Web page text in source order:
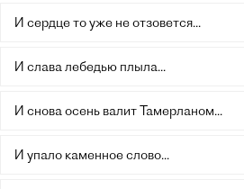
И сердце то уже не отзовется...
И слава лебедью плыла...
И снова осень валит Тамерланом...
И упало каменное слово...